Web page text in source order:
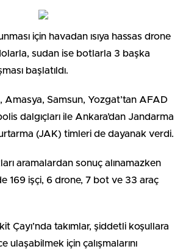
için havadan ısıya hassas drone
sudan ise botlarla 3 başka
başlatıldı.
Amasya, Samsun, Yozgat’tan AFAD
dalgıçları ile Ankara’dan Jandarma
(JAK) timleri de dayanak verdi.
aramalardan sonuç alınamazken
169 işçi, 6 drone, 7 bot ve 33 araç
Çayı’nda takımlar, şiddetli koşullara
ulaşabilmek için çalışmalarını